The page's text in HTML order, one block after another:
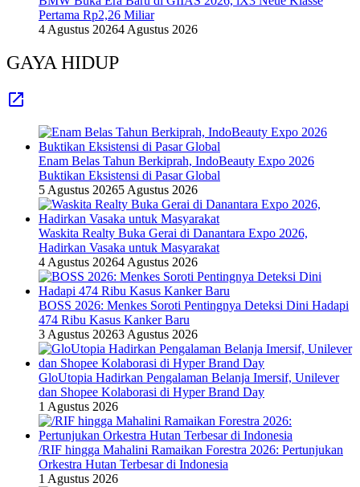
Pertama Rp2,26 Miliar
4 Agustus 20264 Agustus 2026
GAYA HIDUP
Enam Belas Tahun Berkiprah, IndoBeauty Expo 2026
Buktikan Eksistensi di Pasar Global
5 Agustus 20265 Agustus 2026
Waskita Realty Buka Gerai di Danantara Expo 2026,
Hadirkan Vasaka untuk Masyarakat
4 Agustus 20264 Agustus 2026
BOSS 2026: Menkes Soroti Pentingnya Deteksi Dini Hadapi
474 Ribu Kasus Kanker Baru
3 Agustus 20263 Agustus 2026
GloUtopia Hadirkan Pengalaman Belanja Imersif, Unilever
dan Shopee Kolaborasi di Hyper Brand Day
1 Agustus 2026
/RIF hingga Mahalini Ramaikan Forestra 2026: Pertunjukan
Orkestra Hutan Terbesar di Indonesia
1 Agustus 2026